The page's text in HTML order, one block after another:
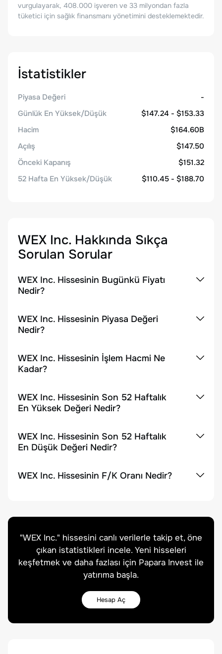
vurgulayarak, 408.000 işveren ve 33 milyondan fazla
tüketici için sağlık finansmanı yönetimini desteklemektedir.
İstatistikler
Piyasa Değeri
-
Günlük En Yüksek/Düşük
$147.24 - $153.33
Hacim
$164.60B
Açılış
$147.50
Önceki Kapanış
$151.32
52 Hafta En Yüksek/Düşük
$110.45 - $188.70
WEX Inc. Hakkında Sıkça
Sorulan Sorular
WEX Inc. Hissesinin Bugünkü Fiyatı
Nedir?
WEX Inc. Hissesinin Piyasa Değeri
Nedir?
WEX Inc. Hissesinin İşlem Hacmi Ne
Kadar?
WEX Inc. Hissesinin Son 52 Haftalık
En Yüksek Değeri Nedir?
WEX Inc. Hissesinin Son 52 Haftalık
En Düşük Değeri Nedir?
WEX Inc. Hissesinin F/K Oranı Nedir?
"WEX Inc." hissesini canlı verilerle takip et, öne
çıkan istatistikleri incele. Yeni hisseleri
keşfetmek ve daha fazlası için Papara Invest ile
yatırıma başla.
Hesap Aç